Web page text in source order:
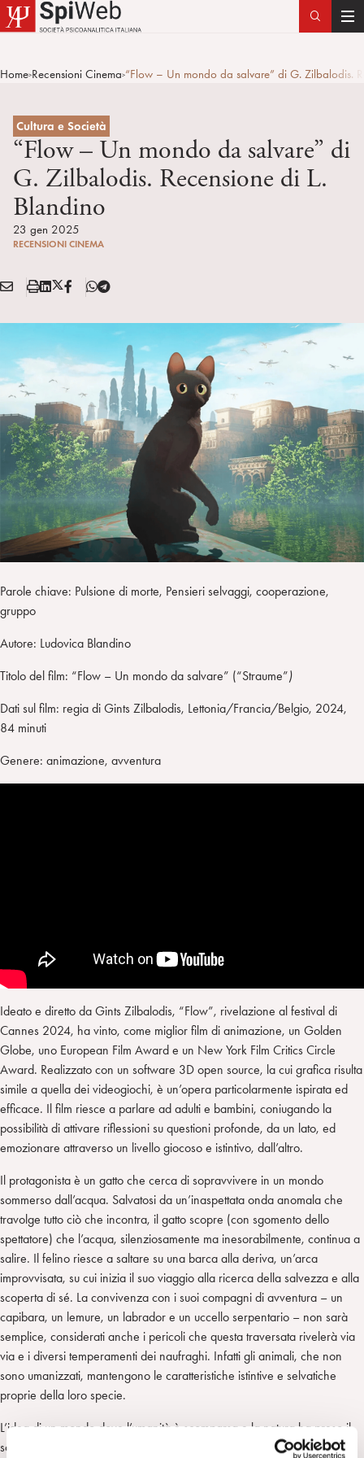
T
g
n
a
Home>Recensioni Cinema>“Flow – Un mondo da salvare” di G. Zilbalodis.
Cultura e Società
“Flow – Un mondo da salvare” di
G. Zilbalodis. Recensione di L.
Blandino
23 gen 2025
RECENSIONI CINEMA
Condividi:
E
A
S
a
p
a
L
n
e
i
n
X
T
w
i
t
t
e
r
F
T
l
g
a
m
Parole chiave: Pulsione di morte, Pensieri selvaggi, cooperazione,
gruppo
Autore: Ludovica Blandino
Titolo del film: “Flow – Un mondo da salvare” (“Straume”)
Dati sul film: regia di Gints Zilbalodis, Lettonia/Francia/Belgio, 2024,
84 minuti
Genere: animazione, avventura
Ideato e diretto da Gints Zilbalodis, “Flow”, rivelazione al festival di
Cannes 2024, ha vinto, come miglior film di animazione, un Golden
Globe, uno European Film Award e un New York Film Critics Circle
Award. Realizzato con un software 3D open source, la cui grafica risulta
simile a quella dei videogiochi, è un’opera particolarmente ispirata ed
efficace. Il film riesce a parlare ad adulti e bambini, coniugando la
possibilità di attivare riflessioni su questioni profonde, da un lato, ed
emozionare attraverso un livello giocoso e istintivo, dall’altro.
Il protagonista è un gatto che cerca di sopravvivere in un mondo
sommerso dall’acqua. Salvatosi da un’inaspettata onda anomala che
travolge tutto ciò che incontra, il gatto scopre (con sgomento dello
spettatore) che l’acqua, silenziosamente ma inesorabilmente, continua a
salire. Il felino riesce a saltare su una barca alla deriva, un’arca
improvvisata, su cui inizia il suo viaggio alla ricerca della salvezza e alla
scoperta di sé. La convivenza con i suoi compagni di avventura – un
capibara, un lemure, un labrador e un uccello serpentario – non sarà
semplice, considerati anche i pericoli che questa traversata rivelerà via
via e i diversi temperamenti dei naufraghi. Infatti gli animali, che non
sono umanizzati, mantengono le caratteristiche istintive e selvatiche
proprie della loro specie.
L’idea di un mondo dove l’umanità è scomparsa e la natura ha preso il
sopravvento richiama il concetto freudiano di pulsione di morte (Freud,